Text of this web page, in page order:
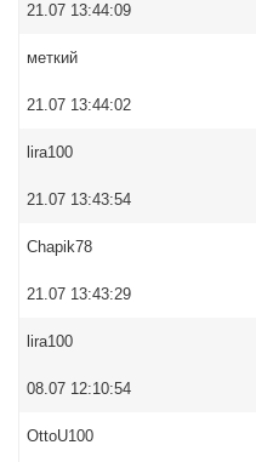
21.07 13:44:09
меткий
21.07 13:44:02
lira100
21.07 13:43:54
Chapik78
21.07 13:43:29
lira100
08.07 12:10:54
OttoU100